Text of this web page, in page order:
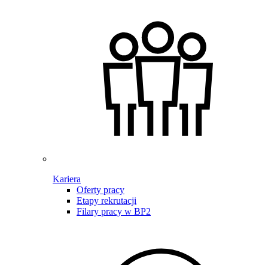
Kariera
Oferty pracy
Etapy rekrutacji
Filary pracy w BP2